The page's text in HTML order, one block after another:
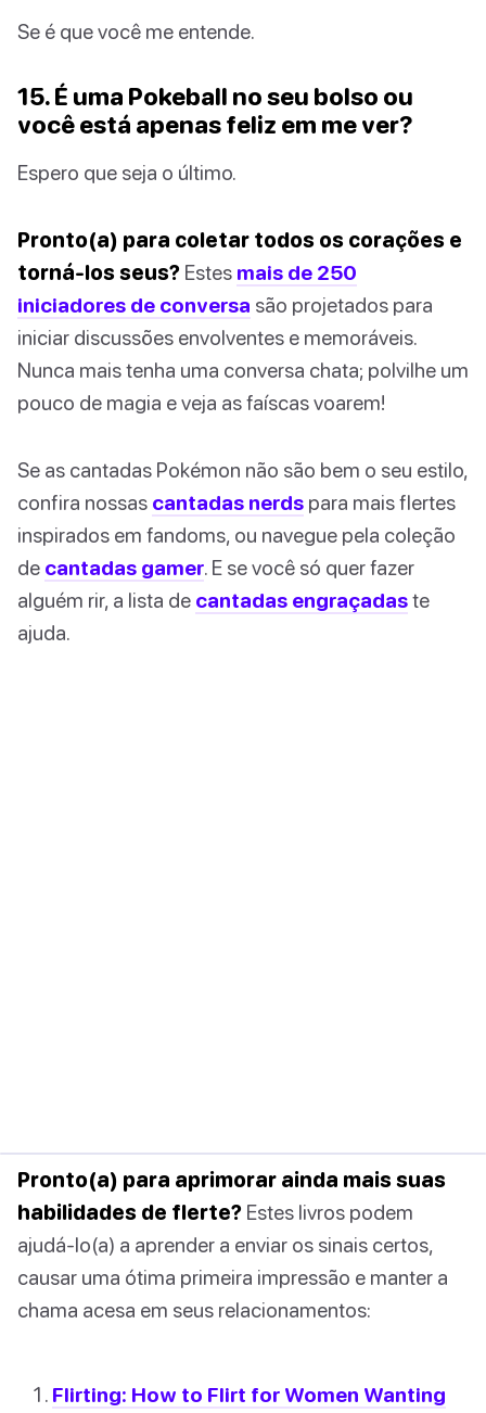
Se é que você me entende.
15. É uma Pokeball no seu bolso ou
você está apenas feliz em me ver?
Espero que seja o último.
Pronto(a) para coletar todos os corações e
torná-los seus? Estes mais de 250
iniciadores de conversa são projetados para
iniciar discussões envolventes e memoráveis.
Nunca mais tenha uma conversa chata; polvilhe um
pouco de magia e veja as faíscas voarem!
Se as cantadas Pokémon não são bem o seu estilo,
confira nossas cantadas nerds para mais flertes
inspirados em fandoms, ou navegue pela coleção
de cantadas gamer. E se você só quer fazer
alguém rir, a lista de cantadas engraçadaste
ajuda.
Pronto(a) para aprimorar ainda mais suas
habilidades de flerte? Estes livros podem
ajudá-lo(a) a aprender a enviar os sinais certos,
causar uma ótima primeira impressão e manter a
chama acesa em seus relacionamentos:
Flirting: How to Flirt for Women Wanting